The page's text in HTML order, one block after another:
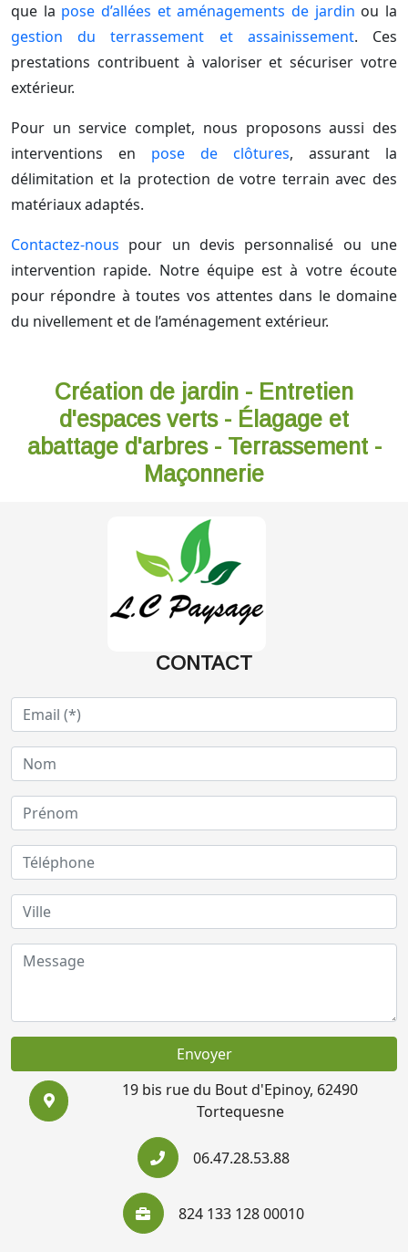
que la pose d’allées et aménagements de jardin ou la
gestion du terrassement et assainissement. Ces
prestations contribuent à valoriser et sécuriser votre
extérieur.
Pour un service complet, nous proposons aussi des
interventions en pose de clôtures, assurant la
délimitation et la protection de votre terrain avec des
matériaux adaptés.
Contactez-nous pour un devis personnalisé ou une
intervention rapide. Notre équipe est à votre écoute
pour répondre à toutes vos attentes dans le domaine
du nivellement et de l’aménagement extérieur.
Création de jardin - Entretien
d'espaces verts - Élagage et
abattage d'arbres - Terrassement -
Maçonnerie
CONTACT
Envoyer
19 bis rue du Bout d'Epinoy, 62490
Tortequesne
06.47.28.53.88
824 133 128 00010